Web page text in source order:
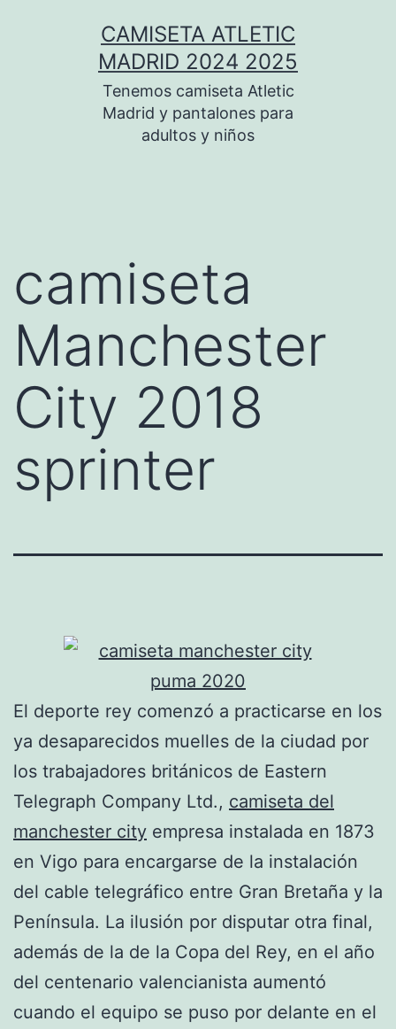
CAMISETA ATLETIC
MADRID 2024 2025
Tenemos camiseta Atletic
Madrid y pantalones para
adultos y niños
camiseta
Manchester
City 2018
sprinter
El deporte rey comenzó a practicarse en los
ya desaparecidos muelles de la ciudad por
los trabajadores británicos de Eastern
Telegraph Company Ltd., camiseta del
manchester city empresa instalada en 1873
en Vigo para encargarse de la instalación
del cable telegráfico entre Gran Bretaña y la
Península. La ilusión por disputar otra final,
además de la de la Copa del Rey, en el año
del centenario valencianista aumentó
cuando el equipo se puso por delante en el